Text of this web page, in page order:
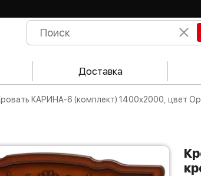
Доставка
Кровать КАРИНА-6 (комплект) 1400х2000, цвет
Кровать КАРИНА-6 (комплект) 1400х2000, цвет Орех,